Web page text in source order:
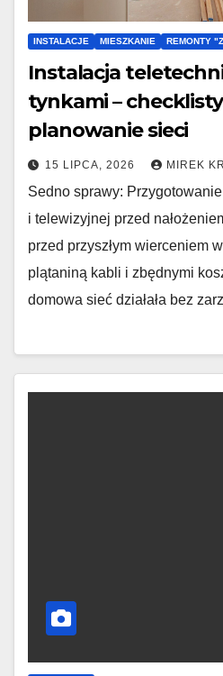
INSTALACJE MIESZKANIE REMONTY
Instalacja
tynkami –
planowanie sieci
15 LIPCA, 2026 MIREK
Sedno sprawy:
i telewizyjnej przed
przed przyszłym wierceniem
plątaniną kabli i zbędnymi
domowa sieć działała bez